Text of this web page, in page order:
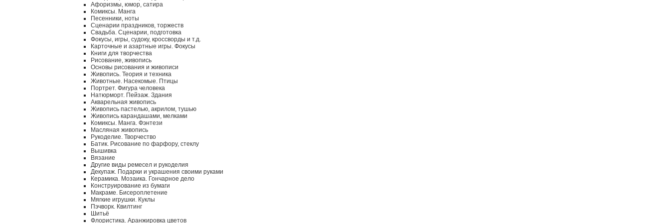
Афоризмы, юмор, сатира
Комиксы. Манга
Песенники, ноты
Сценарии праздников, торжеств
Свадьба. Сценарии, подготовка
Фокусы, игры, судоку, кроссворды и т.д.
Карточные и азартные игры. Фокусы
Книги для творчества
Рисование, живопись
Основы рисования и живописи
Живопись. Теория и техника
Животные. Насекомые. Птицы
Портрет. Фигура человека
Натюрморт. Пейзаж. Здания
Акварельная живопись
Живопись пастелью, акрилом, тушью
Живопись карандашами, мелками
Комиксы. Манга. Фэнтези
Масляная живопись
Рукоделие. Творчество
Батик. Рисование по фарфору, стеклу
Вышивка
Вязание
Другие виды ремесел и рукоделия
Декупаж. Подарки и украшения своими руками
Керамика. Мозаика. Гончарное дело
Конструирование из бумаги
Макраме. Бисероплетение
Мягкие игрушки. Куклы
Пэчворк. Квилтинг
Шитьё
Флористика. Аранжировка цветов